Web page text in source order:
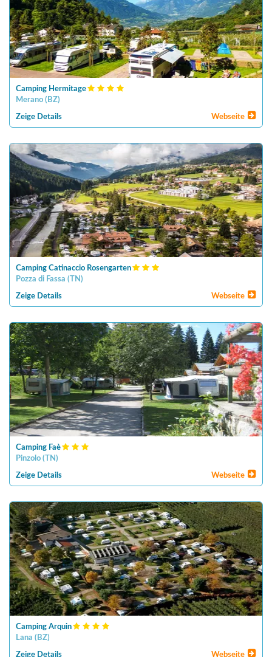
Camping Hermitage
Merano ( BZ)
Zeige Details Webseite
Camping Catinaccio Rosengarten
Pozza di Fassa (TN)
Zeige Details Webseite
Camping Faè
Pinzolo (TN)
Zeige Details Webseite
Camping Arquin
Lana ( BZ)
Zeige Details Webseite